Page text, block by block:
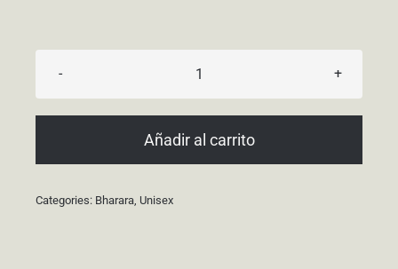
Niche
Añadir al carrito
Categories: Bharara Unisex